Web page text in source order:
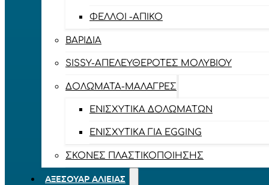
ΦΕΛΛΟΊ -ΑΠΊΚΟ
ΒΑΡΊΔΙΑ
SISSY-ΑΠΕΛΕΥΘΕΡΟΤΈΣ ΜΟΛΥΒΙΟΎ
ΔΟΛΏΜΑΤΑ-ΜΑΛΆΓΡΕΣ
ΕΝΙΣΧΥΤΙΚΆ ΔΟΛΩΜΆΤΩΝ
ΕΝΙΣΧΥΤΙΚΆ ΓΙΑ EGGING
ΣΚΌΝΕΣ ΠΛΑΣΤΙΚΟΠΟΊΗΣΗΣ
ΑΞΕΣΟΥΆΡ ΑΛΙΕΊΑΣ